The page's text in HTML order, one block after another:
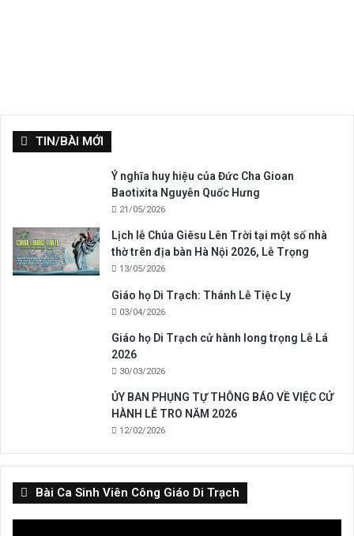
TIN/BÀI MỚI
Ý nghĩa huy hiệu của Đức Cha Gioan
Baotixita Nguyễn Quốc Hưng
21/05/2026
Lịch lễ Chúa Giêsu Lên Trời tại một số nhà
thờ trên địa bàn Hà Nội 2026, Lễ Trọng
13/05/2026
Giáo họ Di Trạch: Thánh Lễ Tiệc Ly
03/04/2026
Giáo họ Di Trạch cử hành long trọng Lễ Lá
2026
30/03/2026
ỦY BAN PHỤNG TỰ THÔNG BÁO VỀ VIỆC CỬ
HÀNH LỄ TRO NĂM 2026
12/02/2026
Bài Ca Sinh Viên Công Giáo Di Trạch